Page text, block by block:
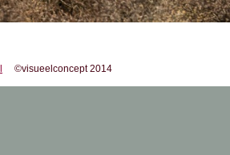
©visueelconcept 2014